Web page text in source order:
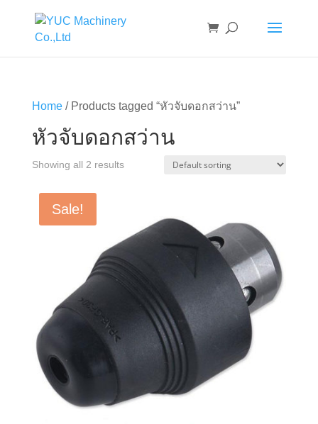
Home/ Products tagged “หัวจับดอกสว่าน”
หัวจับดอกสว่าน
Showing all 2 results
Sale!